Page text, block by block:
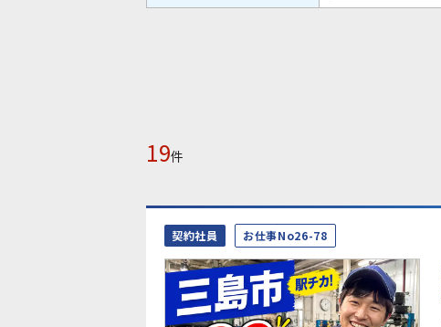
19件
契約社員 お仕事No26-78